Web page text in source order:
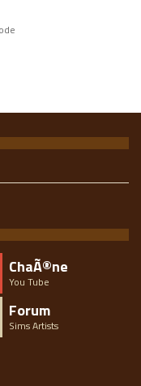
ChaÃ®ne
You Tube
Forum
Sims Artists